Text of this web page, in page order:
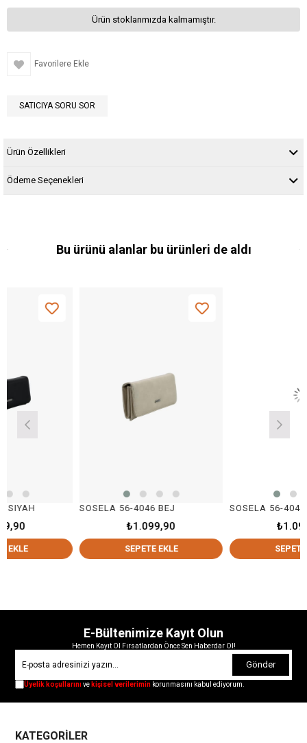
Ürün stoklarımızda kalmamıştır.
Favorilere Ekle
SATICIYA SORU SOR
Ürün Özellikleri
Ödeme Seçenekleri
Bu ürünü alanlar bu ürünleri de aldı
SOSELA 56-4046 BEJ
₺1.099,90
SEPETE EKLE
SOSELA 56-4046 TABA
₺1.099,90
SEPETE EKLE
E-Bültenimize Kayıt Olun
Hemen Kayıt Ol Fırsatlardan Önce Sen Haberdar Ol!
Gönder
Üyelik koşullarınıve kişisel verilerimin korunmasını kabul ediyorum.
KATEGORİLER